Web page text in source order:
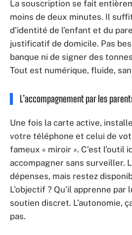
La souscription se fait
moins de deux minutes. Il
d’identité de l’enfant et du
justificatif de domicile. Pas
banque ni de signer des
Tout est numérique, fluide,
L’accompagnement par les
Une fois la carte active,
votre téléphone et celui de
fameux « miroir ». C’est l’outil
accompagner sans surveiller.
dépenses, mais restez
L’objectif ? Qu’il apprenne
soutien discret. L’autonomie,
pas.